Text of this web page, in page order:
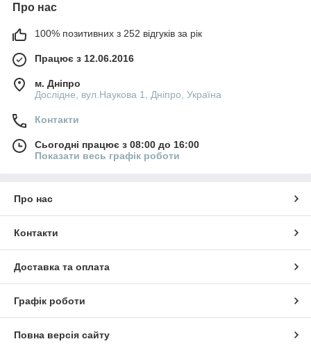
Про нас
100% позитивних з 252 відгуків за рік
Працює з 12.06.2016
м. Дніпро
Дослідне, вул.Наукова 1, Дніпро, Україна
Контакти
Сьогодні працює з 08:00 до 16:00
Показати весь графік роботи
Про нас
Контакти
Доставка та оплата
Графік роботи
Повна версія сайту